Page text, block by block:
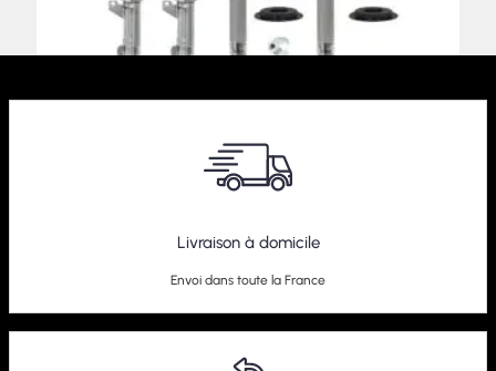
Livraison à domicile
Envoi dans toute la France